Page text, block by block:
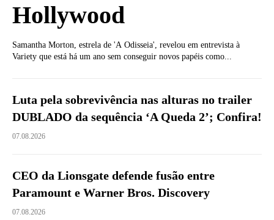
Hollywood
Samantha Morton, estrela de 'A Odisseia', revelou em entrevista à
Variety que está há um ano sem conseguir novos papéis como...
Luta pela sobrevivência nas alturas no trailer
DUBLADO da sequência ‘A Queda 2’; Confira!
07.08.2026
CEO da Lionsgate defende fusão entre
Paramount e Warner Bros. Discovery
07.08.2026